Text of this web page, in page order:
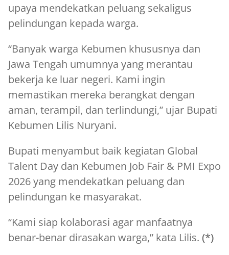
upaya mendekatkan peluang sekaligus
pelindungan kepada warga.
“Banyak warga Kebumen khususnya dan
Jawa Tengah umumnya yang merantau
bekerja ke luar negeri. Kami ingin
memastikan mereka berangkat dengan
aman, terampil, dan terlindungi,” ujar Bupati
Kebumen Lilis Nuryani.
Bupati menyambut baik kegiatan Global
Talent Day dan Kebumen Job Fair & PMI Expo
2026 yang mendekatkan peluang dan
pelindungan ke masyarakat.
“Kami siap kolaborasi agar manfaatnya
benar-benar dirasakan warga,” kata Lilis. (*)